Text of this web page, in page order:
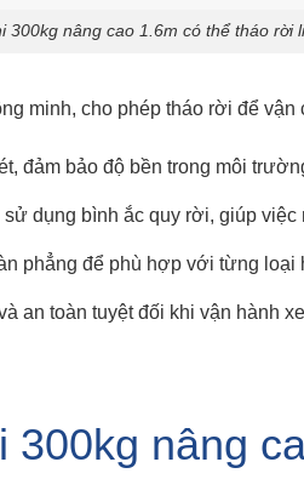
300kg nâng cao 1.6m có thể tháo rời
minh, cho phép tháo rời để vận
đảm bảo độ bền trong môi
dụng bình ắc quy rời, giúp việc
phẳng để phù hợp với từng loại
an toàn tuyệt đối khi vận hành
nâng